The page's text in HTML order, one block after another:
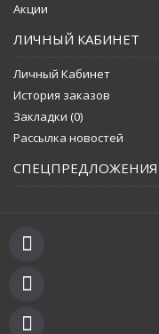
Акции
ЛИЧНЫЙ КАБИНЕТ
Личный Кабинет
История заказов
Закладки (0)
Рассылка новостей
СПЕЦПРЕДЛОЖЕНИЯ